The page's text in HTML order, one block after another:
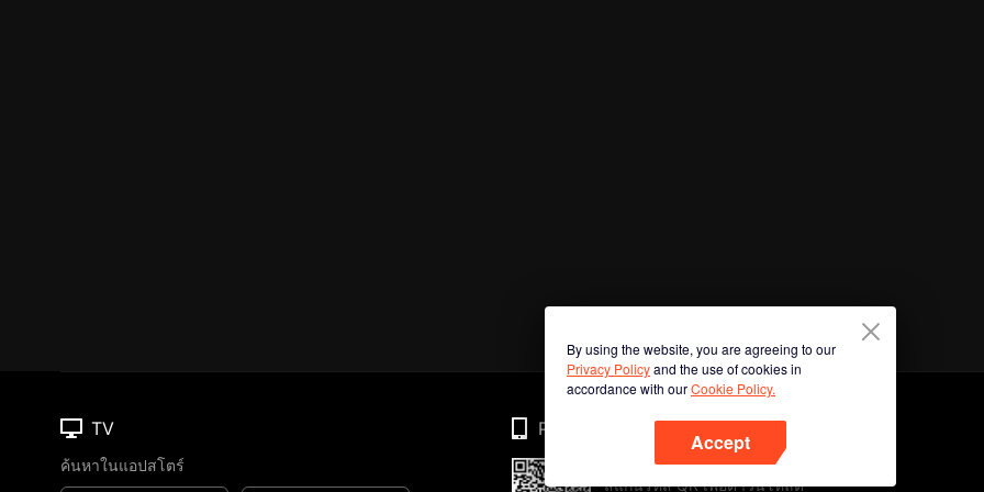
By using the website, you are agreeing to our
Privacy Policyand the use of cookies in
accordance with ourCookie Policy.
Accept
TV
ค้นหาในแอปสโตร์
Phone
สแกนรหัส QR เพื่อดาวน์โหลด